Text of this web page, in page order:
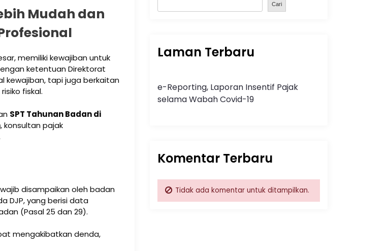
Mudah dan
memiliki kewajiban untuk
ketentuan Direktorat
kewajiban, tapi juga berkaitan
fiskal.
SPT Tahunan Badan di
, konsultan pajak
disampaikan oleh badan
DJP, yang berisi data
(Pasal 25 dan 29).
mengakibatkan denda,
Cari
Laman Terbaru
e-Reporting, Laporan Insentif Pajak
selama Wabah Covid-19
Komentar Terbaru
Tidak ada komentar untuk ditampilkan.